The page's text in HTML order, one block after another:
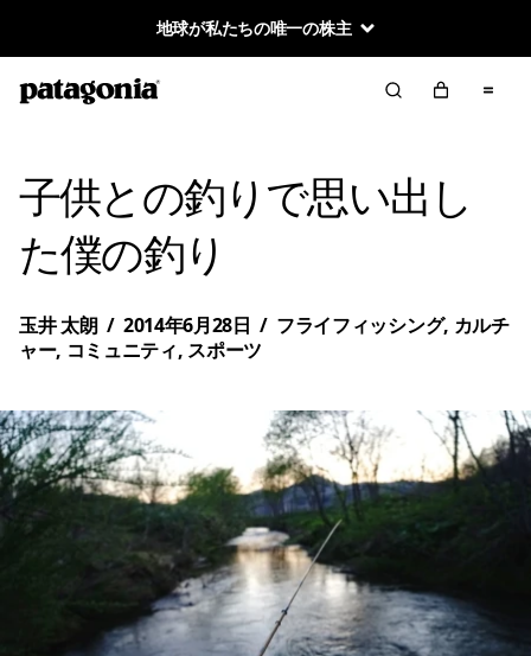
地球が私たちの唯一の株主
子供との釣りで思い出し
た僕の釣り
玉井 太朗 / 2014年6月28日 / フライフィッシング, カルチ
ャー, コミュニティ, スポーツ